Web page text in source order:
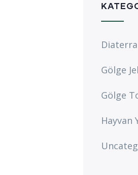
Diaterra
Gölge
Gölge
Hayvan